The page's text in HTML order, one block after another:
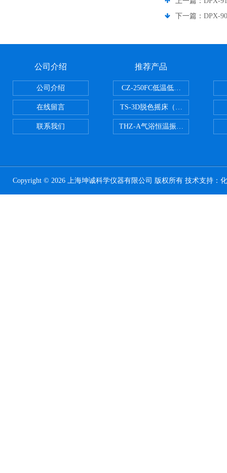
下一篇： DPX-
公司介绍
公司介绍
在线留言
联系我们
推荐产品
CZ-250FC低温低湿种子储藏柜
TS-3D脱色摇床（三维运动）
THZ-A气浴恒温振荡器
Copyright © 2026 上海坤诚科学仪器有限公司 版权所有 技术支持：